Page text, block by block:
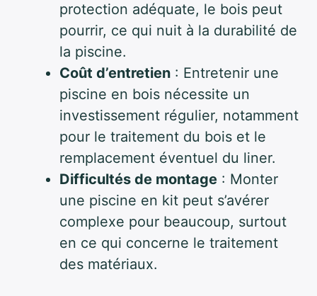
protection adéquate, le bois peut
pourrir, ce qui nuit à la durabilité de
la piscine.
Coût d’entretien : Entretenir une
piscine en bois nécessite un
investissement régulier, notamment
pour le traitement du bois et le
remplacement éventuel du liner.
Difficultés de montage : Monter
une piscine en kit peut s’avérer
complexe pour beaucoup, surtout
en ce qui concerne le traitement
des matériaux.